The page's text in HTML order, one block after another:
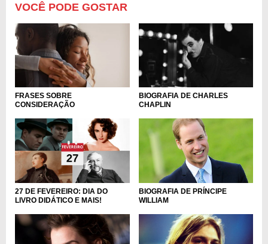
VOCÊ PODE GOSTAR
FRASES SOBRE
CONSIDERAÇÃO
BIOGRAFIA DE CHARLES
CHAPLIN
27 DE FEVEREIRO: DIA DO
LIVRO DIDÁTICO E MAIS!
BIOGRAFIA DE PRÍNCIPE
WILLIAM